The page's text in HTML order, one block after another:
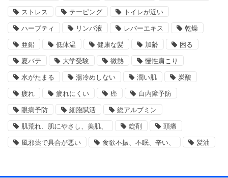
ストレス テーピング トイレが近い
ハーブティ リンパ液 レバーエキス 乾燥
亜鉛 低体温 健康な髪 加齢 困る
夏バテ 大学受験 微熱 慢性肩こり
水がたまる 湯冷めしない 潤い肌 炭酸
疲れ 疲れにくい 癌 白内障予防
眼病予防 細胞賦活 総アルブミン
肌荒れ、肌にやさし、美肌、 錠剤 頭痛
風邪薬で具合が悪い 食欲不振、不眠、辛い、 髪油